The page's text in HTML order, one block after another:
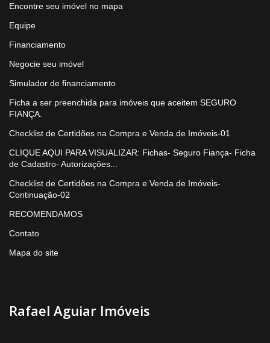
Encontre seu imóvel no mapa
Equipe
Financiamento
Negocie seu imóvel
Simulador de financiamento
Ficha a ser preenchida para imóveis que aceitem SEGURO
FIANÇA.
Checklist de Certidões na Compra e Venda de Imóveis-01
CLIQUE AQUI PARA VISUALIZAR: Fichas- Seguro Fiança- Ficha
de Cadastro- Autorizações...
Checklist de Certidões na Compra e Venda de Imóveis-
Continuação-02
RECOMENDAMOS
Contato
Mapa do site
Rafael Aguiar Imóveis